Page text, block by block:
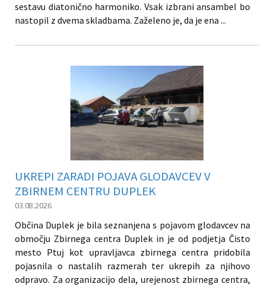
sestavu diatonično harmoniko. Vsak izbrani ansambel bo
nastopil z dvema skladbama. Zaželeno je, da je ena ...
UKREPI ZARADI POJAVA GLODAVCEV V
ZBIRNEM CENTRU DUPLEK
03.08.2026
Občina Duplek je bila seznanjena s pojavom glodavcev na
območju Zbirnega centra Duplek in je od podjetja Čisto
mesto Ptuj kot upravljavca zbirnega centra pridobila
pojasnila o nastalih razmerah ter ukrepih za njihovo
odpravo. Za organizacijo dela, urejenost zbirnega centra,